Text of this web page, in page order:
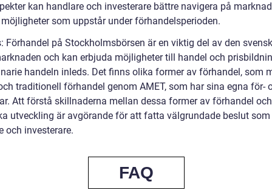
kan handlare och investerare bättre navigera på
som uppstår under förhandelsperioden.
Förhandel på Stockholmsbörsen är en viktig del av den
och kan erbjuda möjligheter till handel och
handeln inleds. Det finns olika former av förhandel, som
traditionell förhandel genom AMET, som har sina egna för-
Att förstå skillnaderna mellan dessa former av förhandel
utveckling är avgörande för att fatta välgrundade beslut som
och investerare.
FAQ